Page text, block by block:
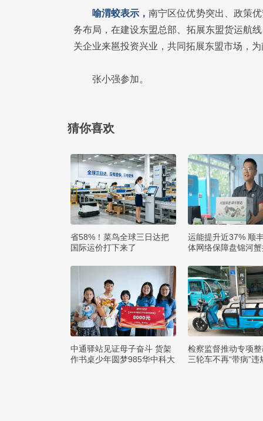
喻渭蛟表示，南宁区位优势突出、政策
务布局，在建设东盟总部、拓展东盟货运航
关企业来邕投资兴业，共同拓展东盟市场，
张小强参加。
猜你喜欢
省58%！菜鸟全球三日达把
国际运价打下来了
运能提升近37% 顺
体网络保障盘锦河
中通驿站见证母子奋斗 货架
作书桌少年圆梦985华中科大
检察监督推动专项
三轮车不再“带病”违